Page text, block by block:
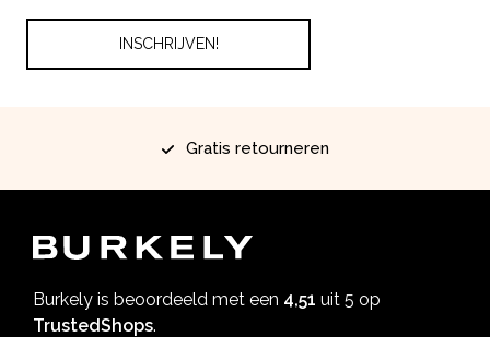
Gratis retourneren
Burkely is beoordeeld met een 4,51 uit 5 op
TrustedShops.